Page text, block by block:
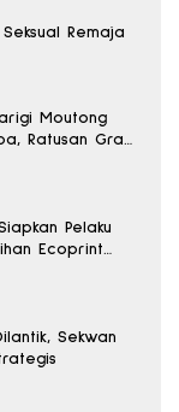
Remaja
Moutong
Ratusan Gram
Pelaku
Ecoprint
Sekwan